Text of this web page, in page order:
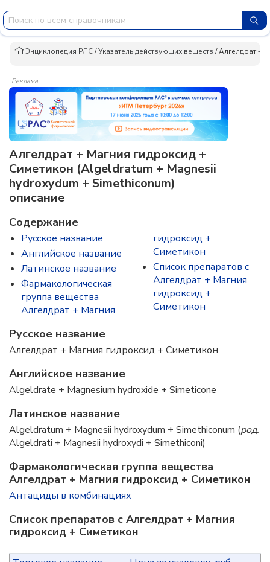
Энциклопедия РЛС/Указатель действующих веществ /Алгелдрат +
Реклама
Алгелдрат + Магния гидроксид +
Симетикон (Algeldratum + Magnesii
hydroxydum + Simethiconum)
описание
Содержание
Русское название
Английское название
Латинское название
Фармакологическая
группа вещества
Алгелдрат + Магния
гидроксид +
Симетикон
Список препаратов с
Алгелдрат + Магния
гидроксид +
Симетикон
Русское название
Алгелдрат + Магния гидроксид + Симетикон
Английское название
Algeldrate + Magnesium hydroxide + Simeticone
Латинское название
Algeldratum + Magnesii hydroxydum + Simethiconum (род.
Algeldrati + Magnesii hydroxydi + Simethiconi)
Фармакологическая группа вещества
Алгелдрат + Магния гидроксид + Симетикон
Антациды в комбинациях
Список препаратов с Алгелдрат + Магния
гидроксид + Симетикон